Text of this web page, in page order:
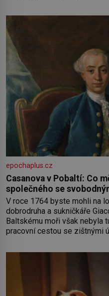
práce a hlavně klid. Hned po
epochaplus.cz
Casanova v Pobaltí: Co
společného se
V roce 1764 byste mohli na
dobrodruha a sukničkáře
Baltskému moři však nebyla
pracovní cestou se zištnými
Rigy? Casanova v Pobaltí
Nebyl v této oblasti žádným